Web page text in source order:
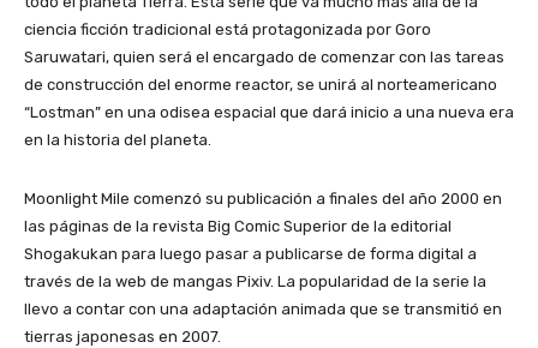
ciencia ficción tradicional está protagonizada por Goro
Saruwatari, quien será el encargado de comenzar con las tareas
de construcción del enorme reactor, se unirá al norteamericano
“Lostman” en una odisea espacial que dará inicio a una nueva era
en la historia del planeta.
Moonlight Mile comenzó su publicación a finales del año 2000 en
las páginas de la revista Big Comic Superior de la editorial
Shogakukan para luego pasar a publicarse de forma digital a
través de la web de mangas Pixiv. La popularidad de la serie la
llevo a contar con una adaptación animada que se transmitió en
tierras japonesas en 2007.